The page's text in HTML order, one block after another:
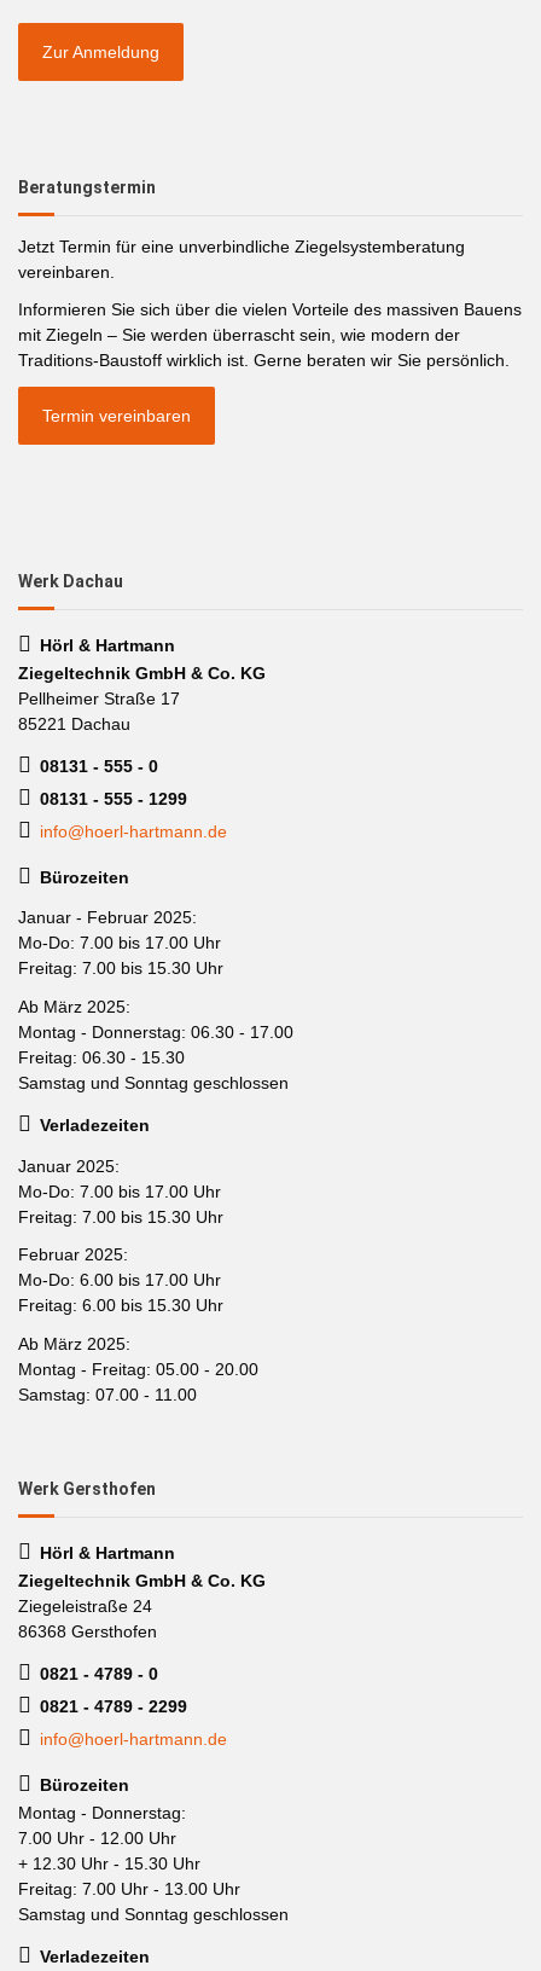
Zur Anmeldung
Beratungstermin
Jetzt Termin für eine unverbindliche Ziegelsystemberatung
vereinbaren.
Informieren Sie sich über die vielen Vorteile des massiven Bauens
mit Ziegeln – Sie werden überrascht sein, wie modern der
Traditions-Baustoff wirklich ist. Gerne beraten wir Sie persönlich.
Termin vereinbaren
Werk Dachau
Hörl & Hartmann
Ziegeltechnik GmbH & Co. KG
Pellheimer Straße 17
85221 Dachau
08131 - 555 - 0
08131 - 555 - 1299
info@hoerl-hartmann.de
Bürozeiten
Januar - Februar 2025:
Mo-Do: 7.00 bis 17.00 Uhr
Freitag: 7.00 bis 15.30 Uhr
Ab März 2025:
Montag - Donnerstag: 06.30 - 17.00
Freitag: 06.30 - 15.30
Samstag und Sonntag geschlossen
Verladezeiten
Januar 2025:
Mo-Do: 7.00 bis 17.00 Uhr
Freitag: 7.00 bis 15.30 Uhr
Februar 2025:
Mo-Do: 6.00 bis 17.00 Uhr
Freitag: 6.00 bis 15.30 Uhr
Ab März 2025:
Montag - Freitag: 05.00 - 20.00
Samstag: 07.00 - 11.00
Werk Gersthofen
Hörl & Hartmann
Ziegeltechnik GmbH & Co. KG
Ziegeleistraße 24
86368 Gersthofen
0821 - 4789 - 0
0821 - 4789 - 2299
info@hoerl-hartmann.de
Bürozeiten
Montag - Donnerstag:
7.00 Uhr - 12.00 Uhr
+ 12.30 Uhr - 15.30 Uhr
Freitag: 7.00 Uhr - 13.00 Uhr
Samstag und Sonntag geschlossen
Verladezeiten